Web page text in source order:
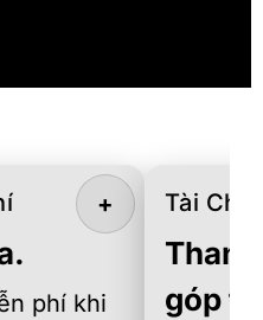
phí khi
+ Tài
góp